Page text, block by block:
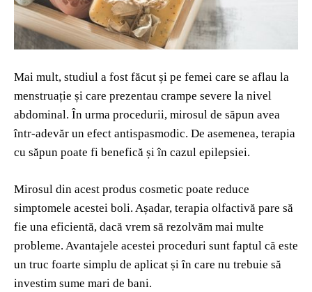
Mai mult, studiul a fost făcut și pe femei care se aflau la
menstruație și care prezentau crampe severe la nivel
abdominal. În urma procedurii, mirosul de săpun avea
într-adevăr un efect antispasmodic. De asemenea, terapia
cu săpun poate fi benefică și în cazul epilepsiei.
Mirosul din acest produs cosmetic poate reduce
simptomele acestei boli. Așadar, terapia olfactivă pare să
fie una eficientă, dacă vrem să rezolvăm mai multe
probleme. Avantajele acestei proceduri sunt faptul că este
un truc foarte simplu de aplicat și în care nu trebuie să
investim sume mari de bani.